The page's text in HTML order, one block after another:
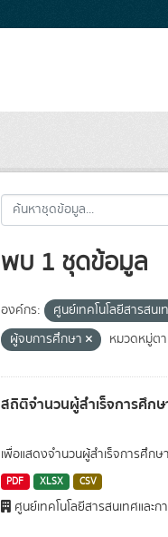
พบ 1 ชุดข้อมูล
องค์กร: ศูนย์เทคโนโลยีสารสน
ผู้จบการศึกษา
หมวดหมู่ต
สถิติจำนวนผู้สำเร็จการศึกษ
เพื่อแสดงจำนวนผู้สำเร็จการศึกษ
PDF XLSX CSV
ศูนย์เทคโนโลยีสารสนเทศและ